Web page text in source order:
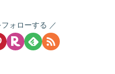
ォローする